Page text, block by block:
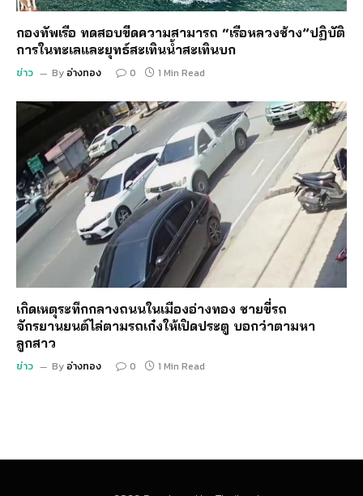
กองทัพเรือ ทดสอบขีดความสามารถ “เรือหลวงช้าง”ปฏิบัติ
การในทะเลและยุทธ์สะเทินน้ำสะเทินบก
ข่าว By อ่างทอง 0 1 Min Read
เกิดเหตุระทึกกลางถนนในเมืองอ่างทอง ชายขี่รถ
จักรยานยนต์ไล่ตามรถเก๋งให้เปิดประตู บอกว่าตามหา
ลูกสาว
ข่าว By อ่างทอง 0 1 Min Read